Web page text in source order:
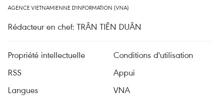
AGENCE VIETNAMIENNE D'INFORMATION (VNA)
Rédacteur en chef: TRÂN TIÊN DUÂN
Propriété intellectuelle
Conditions d'utilisation
RSS
Appui
Langues
VNA